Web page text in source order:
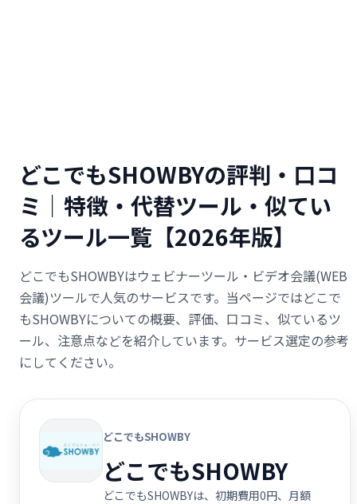
どこでもSHOWBYの評判・口コ
ミ｜特徴・代替ツール・似てい
るツール一覧【2026年版】
どこでもSHOWBYはウェビナーツール・ビデオ会議(WEB
会議)ツールで人気のサービスです。当ページではどこで
もSHOWBYについての概要、評価、口コミ、似ているツ
ール、注意点などを紹介しています。サービス選定の参考
にしてください。
どこでもSHOWBY
どこでもSHOWBY
どこでもSHOWBYは、初期費用0円、月額